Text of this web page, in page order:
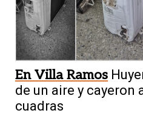
En Villa Ramos
de un aire y cayeron
cuadras